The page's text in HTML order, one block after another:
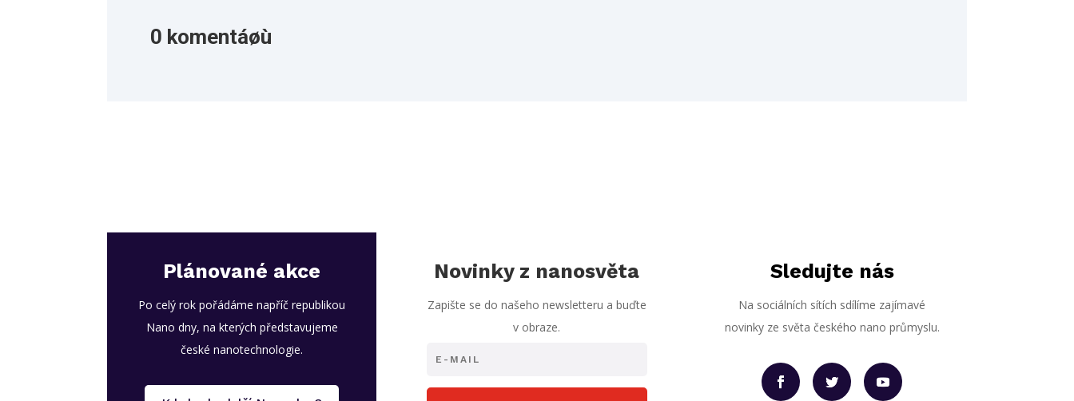
0 komentáøù
Plánované akce
Po celý rok pořádáme napříč republikou
Nano dny, na kterých představujeme
české nanotechnologie.
Novinky z nanosvěta
Zapište se do našeho newsletteru a buďte
v obraze.
Sledujte nás
Na sociálních sítích sdílíme zajímavé
novinky ze světa českého nano průmyslu.